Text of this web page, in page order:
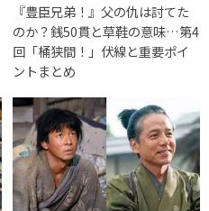
『豊臣兄弟！』父の仇は討てた
のか？銭50貫と草鞋の意味…第4
回「桶狭間！」伏線と重要ポイ
ントまとめ